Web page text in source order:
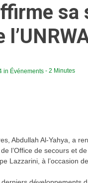
in Événements - 2 Minutes
Abdullah Al-Yahya, a
l’Office de secours et
Lazzarini, à l’occasion